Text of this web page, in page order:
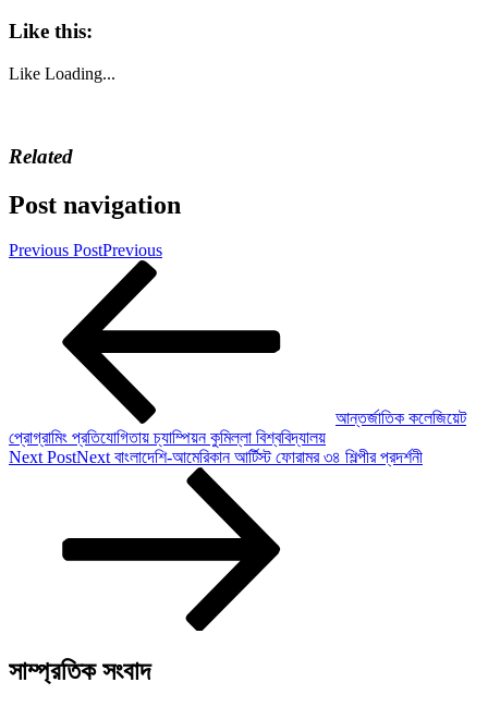
Like this:
Like Loading...
Related
Post navigation
Previous PostPrevious
আন্তর্জাতিক কলেজিয়েট
প্রোগ্রামিং প্রতিযোগিতায় চ্যাম্পিয়ন কুমিল্লা বিশ্ববিদ্যালয়
Next PostNext বাংলাদেশি-আমেরিকান আর্টিস্ট ফোরামর ৩৪ শিল্পীর প্রদর্শনী
সাম্প্রতিক সংবাদ